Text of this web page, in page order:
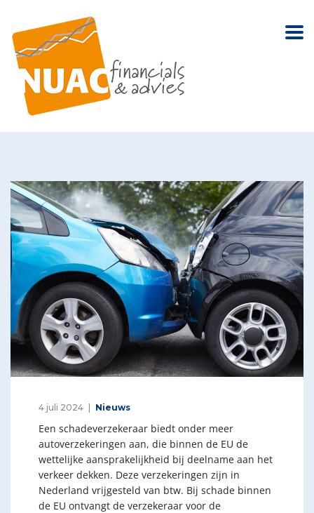
4 juli 2024 Nieuws
Een schadeverzekeraar biedt onder meer
autoverzekeringen aan, die binnen de EU de
wettelijke aansprakelijkheid bij deelname aan het
verkeer dekken. Deze verzekeringen zijn in
Nederland vrijgesteld van btw. Bij schade binnen
de EU ontvangt de verzekeraar voor de